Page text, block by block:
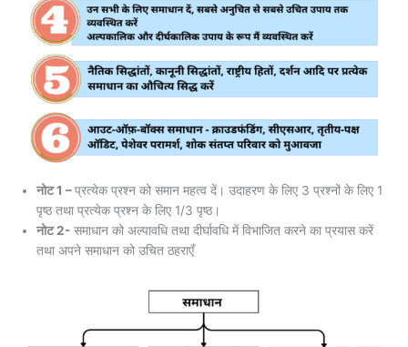
नोट 1 –प्रत्येक प्रश्न को समान महत्व दें। उदाहरण के लिए 3 प्रश्नों के लिए 1
पृष्ठ तथा प्रत्येक प्रश्न के लिए 1/3 पृष्ठ।
नोट 2- समाधान को अल्पावधि तथा दीर्घावधि में विभाजित करने का प्रयास करें
तथा अपने समाधान को उचित ठहराएँ